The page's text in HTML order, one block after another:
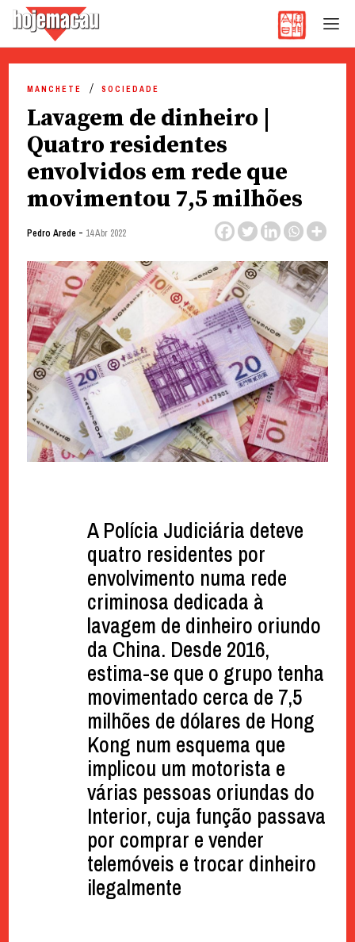
content
MANCHETE SOCIEDADE
Lavagem de dinheiro |
Quatro residentes
envolvidos em rede que
movimentou 7,5 milhões
Pedro Arede - 14 Abr 2022
A Polícia Judiciária deteve
quatro residentes por
envolvimento numa rede
criminosa dedicada à
lavagem de dinheiro oriundo
da China. Desde 2016,
estima-se que o grupo tenha
movimentado cerca de 7,5
milhões de dólares de Hong
Kong num esquema que
implicou um motorista e
várias pessoas oriundas do
Interior, cuja função passava
por comprar e vender
telemóveis e trocar dinheiro
ilegalmente